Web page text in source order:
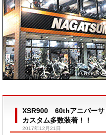
XSR900 60thアニバー
カスタム多数装着！！
2017年12月21日